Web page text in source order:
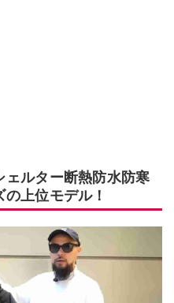
ェルター断熱防水防寒
上位モデル！